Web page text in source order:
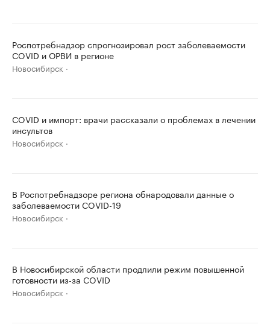
Роспотребнадзор спрогнозировал рост заболеваемости
COVID и ОРВИ в регионе
Новосибирск
COVID и импорт: врачи рассказали о проблемах в лечении
инсультов
Новосибирск
В Роспотребнадзоре региона обнародовали данные о
заболеваемости COVID-19
Новосибирск
В Новосибирской области продлили режим повышенной
готовности из-за COVID
Новосибирск